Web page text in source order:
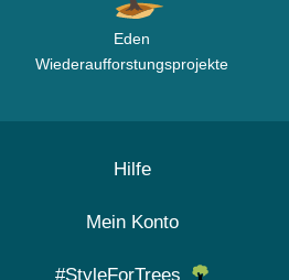
Eden
Wiederaufforstungsprojekte
Hilfe
Mein Konto
#StyleForTrees